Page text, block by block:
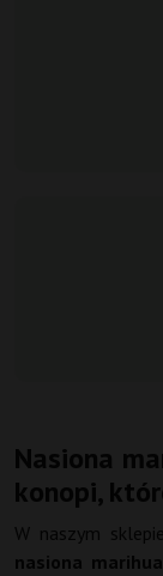
Nasiona
konopi,
W naszym
nasiona